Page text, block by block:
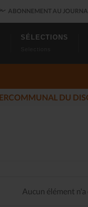
ABONNEMENT AU
SÉLECTIONS
LES ALLUMÉS DU
Aucun élément